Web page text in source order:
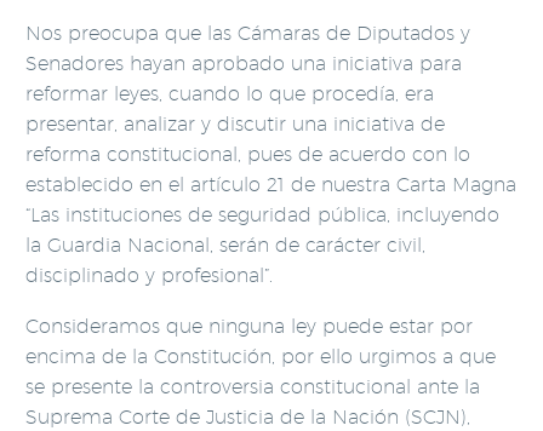
Nos preocupa que las Cámaras de Diputados y
Senadores hayan aprobado una iniciativa para
reformar leyes, cuando lo que procedía, era
presentar, analizar y discutir una iniciativa de
reforma constitucional, pues de acuerdo con lo
establecido en el artículo 21 de nuestra Carta Magna
“Las instituciones de seguridad pública, incluyendo
la Guardia Nacional, serán de carácter civil,
disciplinado y profesional”.
Consideramos que ninguna ley puede estar por
encima de la Constitución, por ello urgimos a que
se presente la controversia constitucional ante la
Suprema Corte de Justicia de la Nación (SCJN),